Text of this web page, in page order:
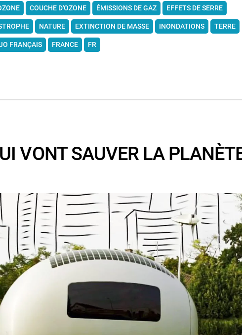
COUCHE D'OZONE ÉMISSIONS DE GAZ EFFETS DE SERRE
NATURE EXTINCTION DE MASSE INONDATIONS TERRE
FRANÇAIS FRANCE FR
VONT SAUVER LA